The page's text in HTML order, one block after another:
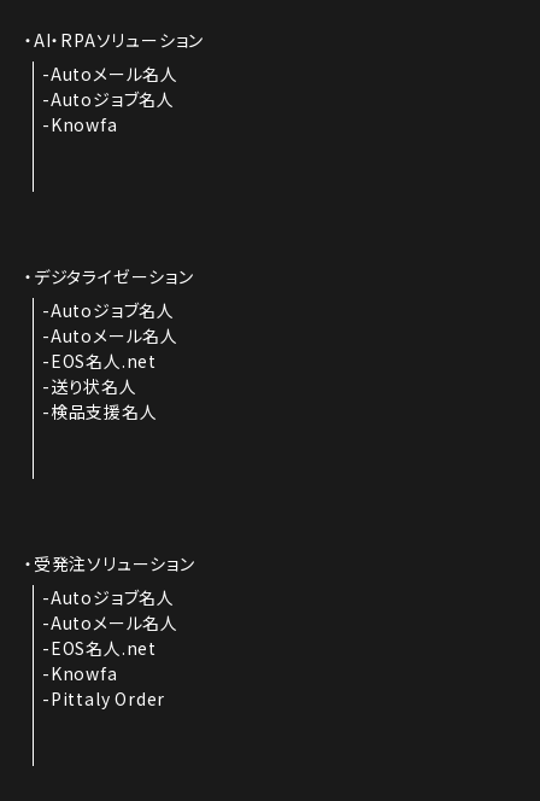
AI・RPAソリューション
Autoメール名人
Autoジョブ名人
Knowfa
デジタライゼーション
Autoジョブ名人
Autoメール名人
EOS名人.net
送り状名人
検品支援名人
受発注ソリューション
Autoジョブ名人
Autoメール名人
EOS名人.net
Knowfa
Pittaly Order